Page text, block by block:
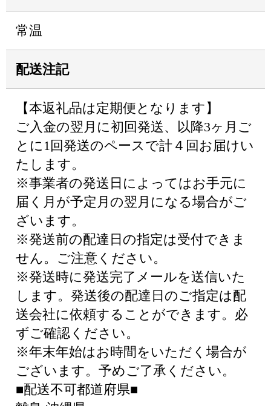
常温
配送注記
【本返礼品は定期便となります】
ご入金の翌月に初回発送、以降3ヶ月ご
とに1回発送のペースで計４回お届けい
たします。
※事業者の発送日によってはお手元に
届く月が予定月の翌月になる場合がご
ざいます。
※発送前の配達日の指定は受付できま
せん。ご注意ください。
※発送時に発送完了メールを送信いた
します。発送後の配達日のご指定は配
送会社に依頼することができます。必
ずご確認ください。
※年末年始はお時間をいただく場合が
ございます。予めご了承ください。
■配送不可都道府県■